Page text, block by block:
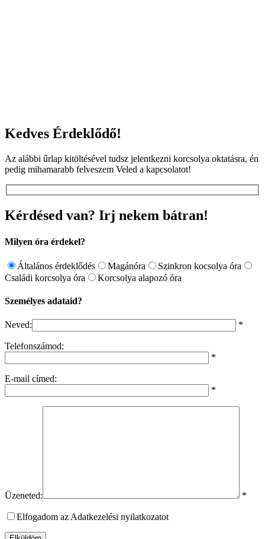
Kedves Érdeklődő!
Az alábbi űrlap kitöltésével tudsz jelentkezni korcsolya oktatásra, én
pedig mihamarabb felveszem Veled a kapcsolatot!
Kérdésed van? Irj nekem bátran!
Milyen óra érdekel?
Általános érdeklődés Magánóra
Szinkron kocsolya óra
Családi korcsolya óra
Korcsolya alapozó óra
Személyes adataid?
Neved: *
Telefonszámod:
*
E-mail címed:
*
Üzeneted: *
Elfogadom az Adatkezelési nyilatkozatot